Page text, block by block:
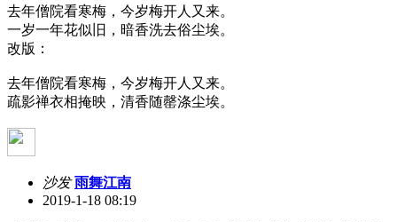
去年僧院看寒梅，今岁梅开人又来。
一岁一年花似旧，暗香洗去俗尘埃。
改版：
去年僧院看寒梅，今岁梅开人又来。
疏影禅衣相掩映，清香随罄涤尘埃。
沙发 雨舞江南
2019-1-18 08:19